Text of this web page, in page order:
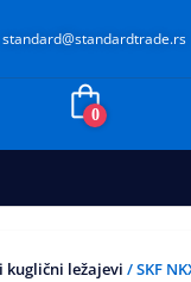
standard@standardtrade.rs
0
ležajevi / SKF